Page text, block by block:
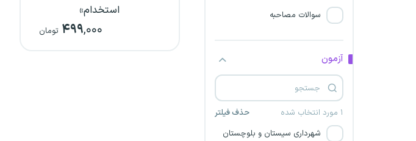
سوالات مصاحبه
آزمون
۱ مورد انتخاب شده حذف فیلتر
شرکت توزیع نیروی برق استان
بوشهر
شهرداری سیستان و بلوچستان
استخدام»
۴۹۹,۰۰۰ تومان